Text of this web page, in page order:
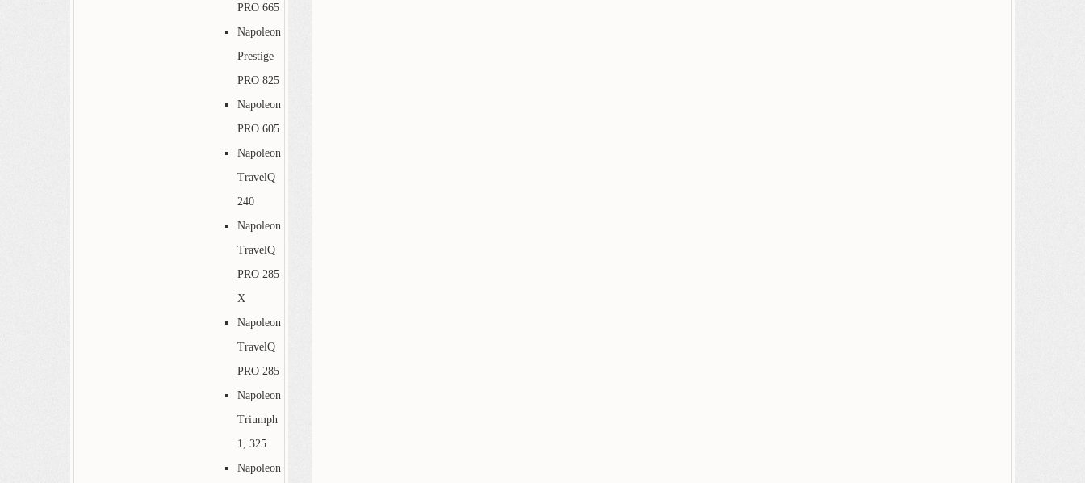
PRO 665
Napoleon
Prestige
PRO 825
Napoleon
PRO 605
Napoleon
TravelQ
240
Napoleon
TravelQ
PRO 285-
X
Napoleon
TravelQ
PRO 285
Napoleon
Triumph
1, 325
Napoleon